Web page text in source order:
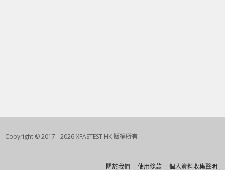
Copyright © 2017 - 2026 XFASTEST HK 版權所有
關於我們 使用條款 個人資料收集聲明